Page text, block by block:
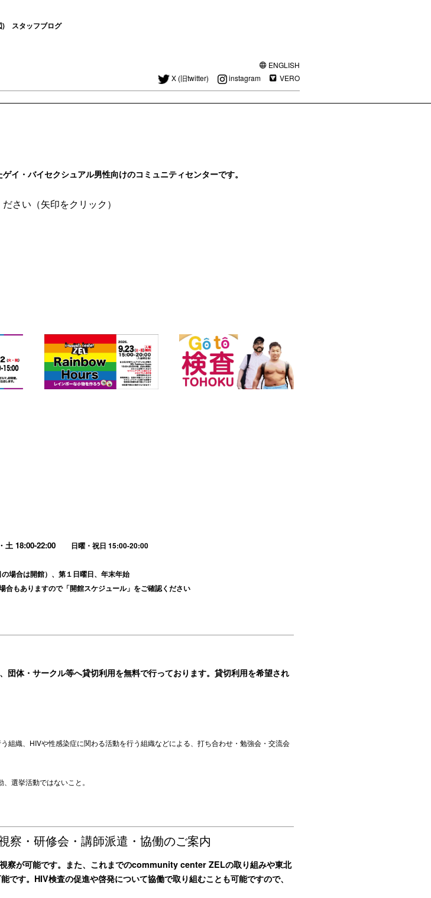
) スタッフブログ
ENGLISH
X (旧twitter)
instagram VERO
イ・バイセクシュアル男性向けのコミュニティセンターです。
さい（矢印をクリック）
土 18:00-22:00
日曜・祝日 15:00-20:00
場合は開館）、第１日曜日、年末年始
合もありますので「開館スケジュール」をご確認ください
体・サークル等へ貸切利用を無料で行っております。 貸切利用を希望され
組織、HIVや性感染症に関わる活動を行う組織などによる、打ち合わせ・勉強会・交流会
選挙活動ではないこと。
察・研修会・講師派遣・協働のご案内
が可能です。また、これまでのcommunity center ZELの取り組みや東北
す。HIV検査の促進や啓発について協働で取り組むことも可能ですので、